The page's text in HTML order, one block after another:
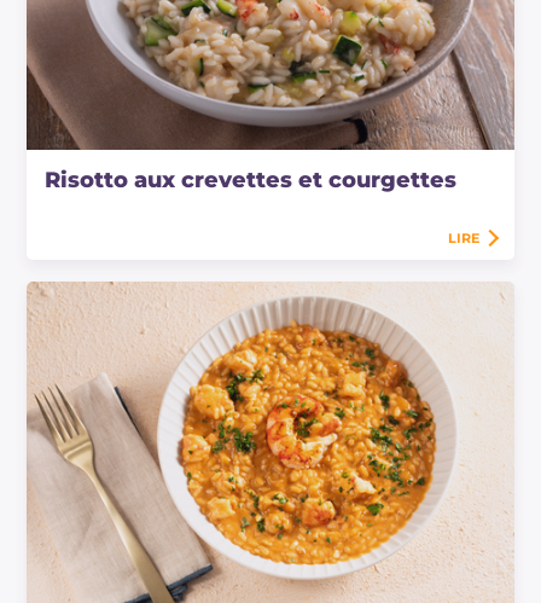
Risotto aux crevettes et courgettes
LIRE